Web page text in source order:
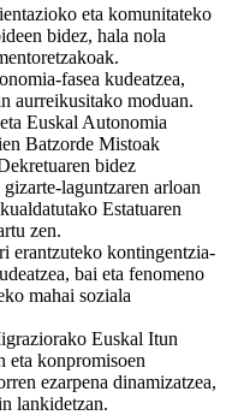
eta komunitateko
bidez, hala nola
fasea kudeatzea,
aurreikusitako moduan.
Euskal Autonomia
Batzorde Mistoak
bidez
laguntzaren arloan
Estatuaren
zen.
erantzuteko kontingentzia-
bai eta fenomeno
mahai soziala
Euskal Itun
eta konpromisoen
ezarpena dinamizatzea,
lankidetzan.